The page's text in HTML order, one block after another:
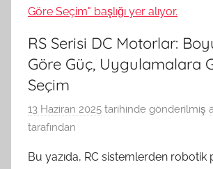
RS Serisi DC Motorlar:
Göre Güç, Uygulamalara
Seçim
13 Haziran 2025 tarihinde gönderilmiş
tarafından
Bu yazıda, RC sistemlerden robotik